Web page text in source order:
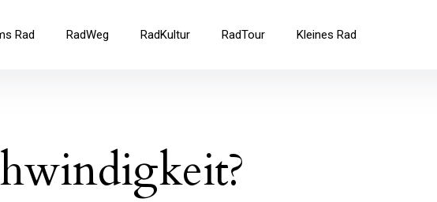
mit Rad
Rad RadWeg RadKultur RadTour Kleines Rad